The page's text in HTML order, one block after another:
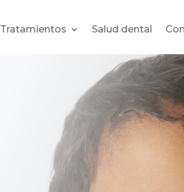
Tratamientos Salud dental